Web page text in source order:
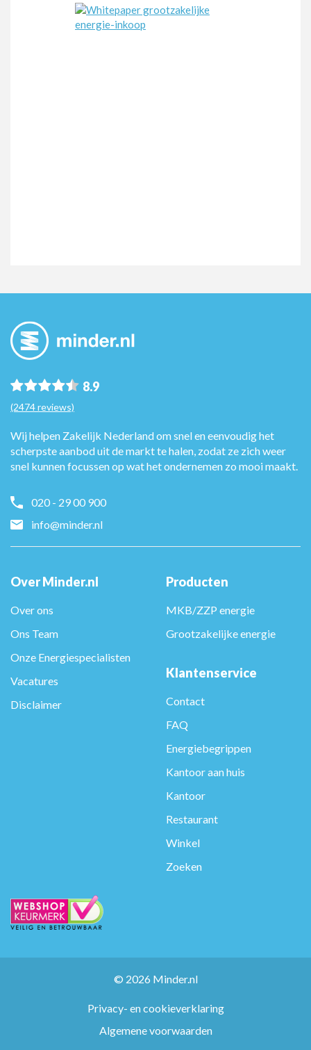
8.9
(2474 reviews)
Wij helpen Zakelijk Nederland om snel en eenvoudig het
scherpste aanbod uit de markt te halen, zodat ze zich weer
snel kunnen focussen op wat het ondernemen zo mooi maakt.
020 - 29 00 900
info@minder.nl
Over Minder.nl
Over ons
Ons Team
Onze Energiespecialisten
Vacatures
Disclaimer
Producten
MKB/ZZP energie
Grootzakelijke energie
Klantenservice
Contact
FAQ
Energiebegrippen
Kantoor aan huis
Kantoor
Restaurant
Winkel
Zoeken
© 2026 Minder.nl
Privacy- en cookieverklaring
Algemene voorwaarden